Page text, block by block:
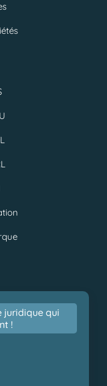
juridique qui
!